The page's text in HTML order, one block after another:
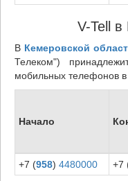
V-Tell в
В Кемеровской
Телеком")
мобильных телефонов
Начало
+7 (958) 4480000 +7